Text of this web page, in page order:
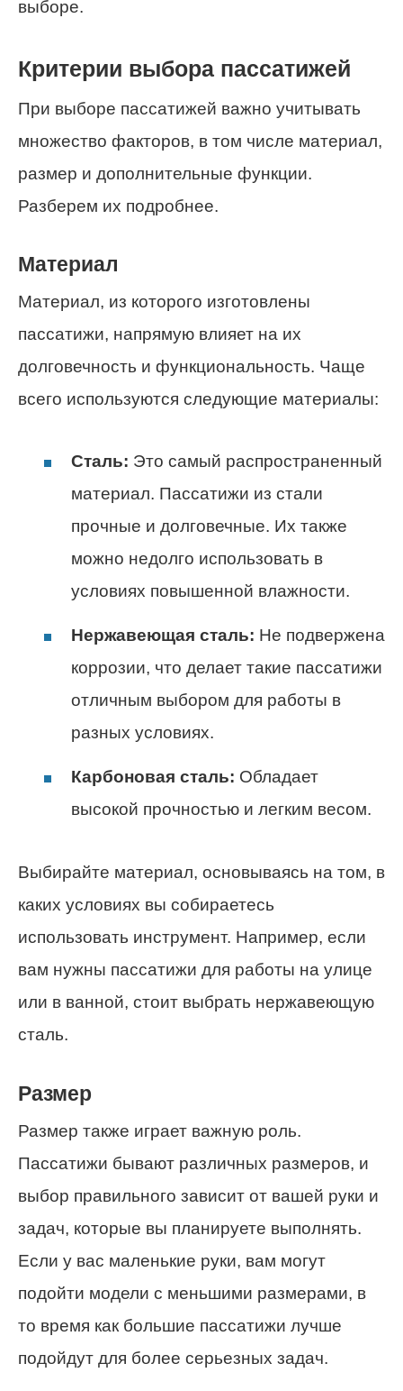
выборе.
Критерии выбора пассатижей
При выборе пассатижей важно учитывать
множество факторов, в том числе материал,
размер и дополнительные функции.
Разберем их подробнее.
Материал
Материал, из которого изготовлены
пассатижи, напрямую влияет на их
долговечность и функциональность. Чаще
всего используются следующие материалы:
Сталь: Это самый распространенный
материал. Пассатижи из стали
прочные и долговечные. Их также
можно недолго использовать в
условиях повышенной влажности.
Нержавеющая сталь: Не подвержена
коррозии, что делает такие пассатижи
отличным выбором для работы в
разных условиях.
Карбоновая сталь: Обладает
высокой прочностью и легким весом.
Выбирайте материал, основываясь на том, в
каких условиях вы собираетесь
использовать инструмент. Например, если
вам нужны пассатижи для работы на улице
или в ванной, стоит выбрать нержавеющую
сталь.
Размер
Размер также играет важную роль.
Пассатижи бывают различных размеров, и
выбор правильного зависит от вашей руки и
задач, которые вы планируете выполнять.
Если у вас маленькие руки, вам могут
подойти модели с меньшими размерами, в
то время как большие пассатижи лучше
подойдут для более серьезных задач.